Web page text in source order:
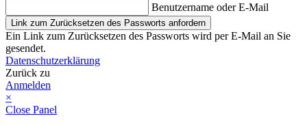
Benutzername oder E-Mail
Link zum Zurücksetzen des Passworts anfordern
Ein Link zum Zurücksetzen des Passworts wird per E-Mail an Sie
gesendet.
Datenschutzerklärung
Zurück zu
Anmelden
×
Close Panel